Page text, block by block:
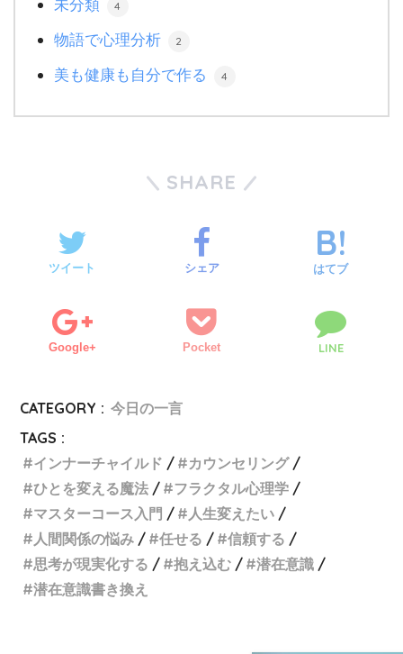
未分類 4
物語で心理分析 2
美も健康も自分で作る 4
SHARE
ツイート シェア はてブ
Google+ Pocket LINE
CATEGORY : 今日の一言
TAGS :
インナーチャイルド
カウンセリング
ひとを変える魔法
フラクタル心理学
マスターコース入門
人生変えたい
人間関係の悩み
任せる
信頼する
思考が現実化する
抱え込む
潜在意識
潜在意識書き換え